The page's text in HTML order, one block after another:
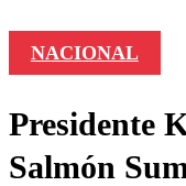
NACIONAL
Presidente
Salmón